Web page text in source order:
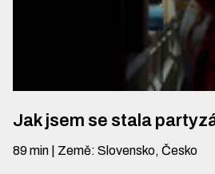
Jak jsem se stala
89min Země: Slovensko, Česko